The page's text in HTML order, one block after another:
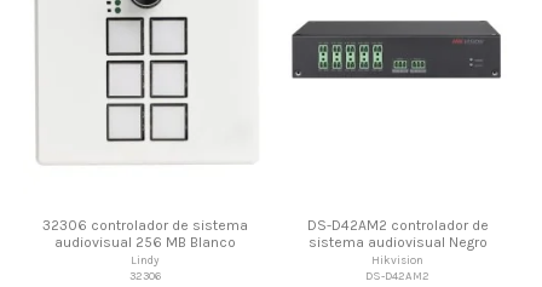
32306 controlador de sistema
audiovisual 256 MB Blanco
Lindy
32306
DS-D42AM2 controlador de
sistema audiovisual Negro
Hikvision
DS-D42AM2